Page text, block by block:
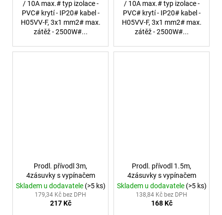
/ 10A max.# typ izolace -
PVC# krytí - IP20# kabel -
H05VV-F, 3x1 mm2# max.
zátěž - 2500W#...
/ 10A max.# typ izolace -
PVC# krytí - IP20# kabel -
H05VV-F, 3x1 mm2# max.
zátěž - 2500W#...
Prodl. přívodl 3m,
4zásuvky s vypínačem
Skladem u dodavatele (>5 ks)
179,34 Kč bez DPH
217 Kč
Prodl. přívodl 1.5m,
4zásuvky s vypínačem
Skladem u dodavatele (>5 ks)
138,84 Kč bez DPH
168 Kč